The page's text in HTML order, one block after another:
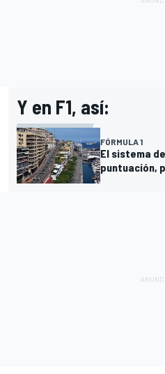
Y en F1, así:
FÓRMULA 1
El sistema
puntuación,